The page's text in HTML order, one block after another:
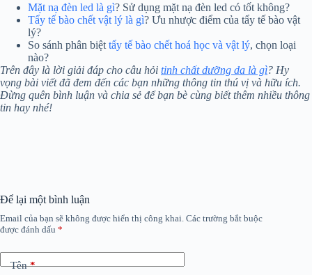
Mặt nạ đèn led là gì? Sử dụng mặt nạ đèn led có tốt không?
Tẩy tế bào chết vật lý là gì? Ưu nhược điểm của tẩy tế bào vật
lý?
So sánh phân biệt tẩy tế bào chết hoá học và vật lý, chọn loại
nào?
Trên đây là lời giải đáp cho câu hỏi tinh chất dưỡng da là gì? Hy
vọng bài viết đã đem đến các bạn những thông tin thú vị và hữu ích.
Đừng quên bình luận và chia sẻ để bạn bè cùng biết thêm nhiều thông
tin hay nhé!
Để lại một bình luận
Email của bạn sẽ không được hiển thị công khai. Các trường bắt buộc
được đánh dấu *
Tên*